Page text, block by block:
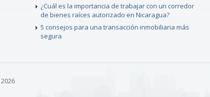
¿Cuál es la importancia de trabajar con un corredor
de bienes raíces autorizado en Nicaragua?
5 consejos para una transacción inmobiliaria más
segura